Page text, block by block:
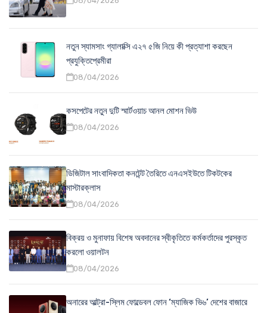
নতুন স্যামসাং গ্যালাক্সি এ২৭ ৫জি নিয়ে কী প্রত্যাশা করছেন
প্রযুক্তিপ্রেমীরা
08/04/2026
কসপেটের নতুন দুটি স্মার্টওয়াচ আনল মোশন ভিউ
08/04/2026
ডিজিটাল সাংবাদিকতা কনটেন্ট তৈরিতে এনএসইউতে টিকটকের
মাস্টারক্লাস
08/04/2026
বিক্রয় ও মুনাফায় বিশেষ অবদানের স্বীকৃতিতে কর্মকর্তাদের পুরস্কৃত
করলো ওয়ালটন
08/04/2026
অনারের আল্ট্রা-স্লিম ফোল্ডেবল ফোন ‘ম্যাজিক ভি৬’ দেশের বাজারে